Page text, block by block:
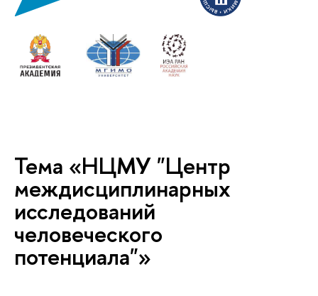
Тема «НЦМУ "Центр
междисциплинарных
исследований
человеческого
потенциала"»